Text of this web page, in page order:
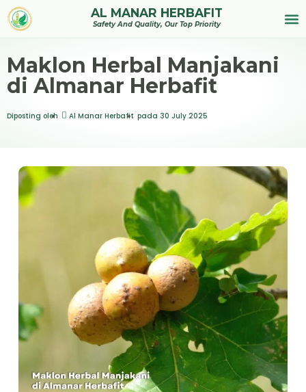
AL MANAR HERBAFIT
Safety And Quality, Our Top Priority
Maklon Herbal Manjakani
di Almanar Herbafit
Diposting oleh Al Manar Herbafit pada 30 July 2025